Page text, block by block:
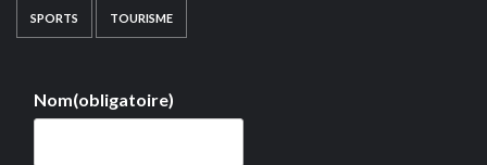
SPORTS TOURISME
Nom(obligatoire)